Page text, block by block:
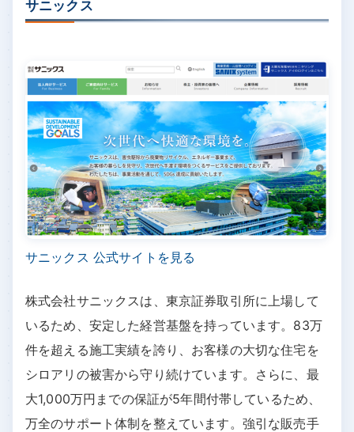
サニックス
サニックス 公式サイトを見る
株式会社サニックスは、東京証券取引所に上場して
いるため、安定した経営基盤を持っています。83万
件を超える施工実績を誇り、お客様の大切な住宅を
シロアリの被害から守り続けています。さらに、最
大1,000万円までの保証が5年間付帯しているため、
万全のサポート体制を整えています。強引な販売手